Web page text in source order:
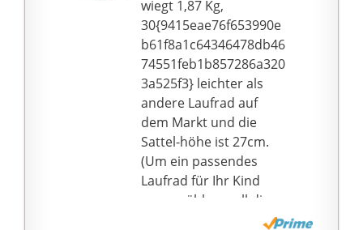
Materialien und wurde
in zarten Pastelltönen
mit abgerundeten
Ecken designt - ideal ab
1 Jahr. Hergestellt
wurde es in Frankreich.
Smoby Qualität seit
1924 – Durch stetige
Qualitätskontrollen,
langjährige Erfahrung,
wiegt 1,87 Kg,
30{9415eae76f653990e
b61f8a1c64346478db46
74551feb1b857286a320
3a525f3} leichter als
andere Laufrad auf
dem Markt und die
Sattel-höhe ist 27cm.
(Um ein passendes
Laufrad für Ihr Kind
auszuwählen, soll die
Schrittlänge Ihres Kinds